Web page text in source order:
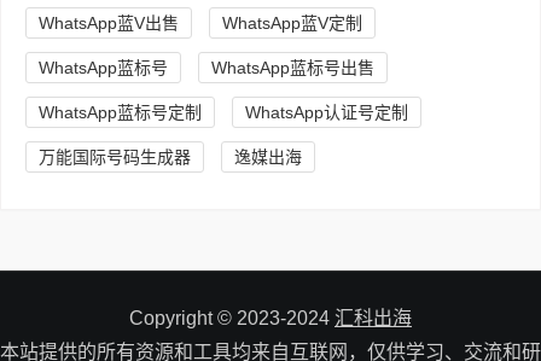
WhatsApp蓝V出售 WhatsApp蓝V定制
WhatsApp蓝标号 WhatsApp蓝标号出售
WhatsApp蓝标号定制 WhatsApp认证号定制
万能国际号码生成器 逸媒出海
Copyright © 2023-2024 汇科出海
本站提供的所有资源和工具均来自互联网，仅供学习、交流和研